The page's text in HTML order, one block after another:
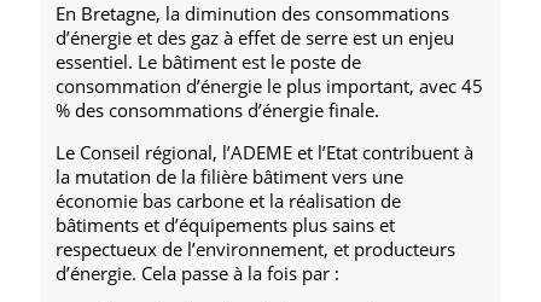
En Bretagne, la diminution des consommations
d’énergie et des gaz à effet de serre est un enjeu
essentiel. Le bâtiment est le poste de
consommation d’énergie le plus important, avec 45
% des consommations d’énergie finale.
Le Conseil régional, l’ADEME et l’Etat contribuent à
la mutation de la filière bâtiment vers une
économie bas carbone et la réalisation de
bâtiments et d’équipements plus sains et
respectueux de l’environnement, et producteurs
d’énergie. Cela passe à la fois par :